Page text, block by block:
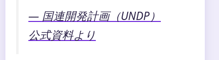
― 国連開発計画（UNDP）
公式資料より